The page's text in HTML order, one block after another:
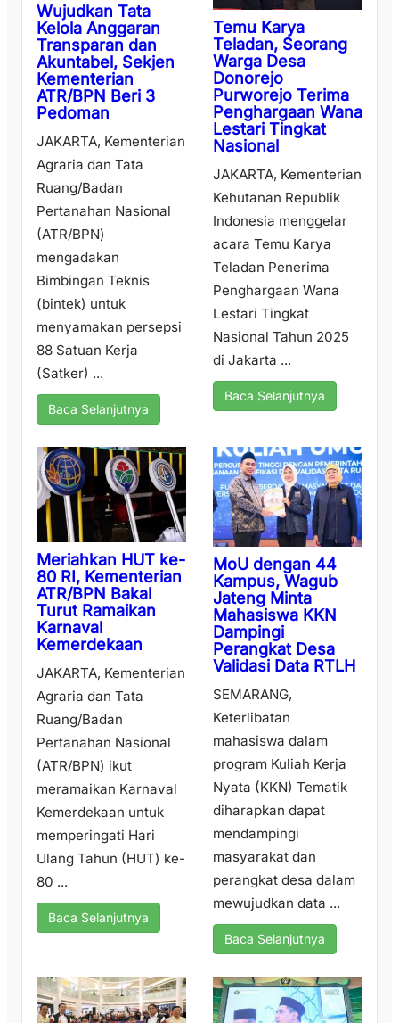
Wujudkan Tata
Kelola Anggaran
Transparan dan
Akuntabel, Sekjen
Kementerian
ATR/BPN Beri 3
Pedoman
JAKARTA, Kementerian
Agraria dan Tata
Ruang/Badan
Pertanahan Nasional
(ATR/BPN)
mengadakan
Bimbingan Teknis
(bintek) untuk
menyamakan persepsi
88 Satuan Kerja
(Satker) ...
Baca Selanjutnya
Temu Karya
Teladan, Seorang
Warga Desa
Donorejo
Purworejo Terima
Penghargaan Wana
Lestari Tingkat
Nasional
JAKARTA, Kementerian
Kehutanan Republik
Indonesia menggelar
acara Temu Karya
Teladan Penerima
Penghargaan Wana
Lestari Tingkat
Nasional Tahun 2025
di Jakarta ...
Baca Selanjutnya
Meriahkan HUT ke-
80 RI, Kementerian
ATR/BPN Bakal
Turut Ramaikan
Karnaval
Kemerdekaan
JAKARTA, Kementerian
Agraria dan Tata
Ruang/Badan
Pertanahan Nasional
(ATR/BPN) ikut
meramaikan Karnaval
Kemerdekaan untuk
memperingati Hari
Ulang Tahun (HUT) ke-
80 ...
Baca Selanjutnya
MoU dengan 44
Kampus, Wagub
Jateng Minta
Mahasiswa KKN
Dampingi
Perangkat Desa
Validasi Data RTLH
SEMARANG,
Keterlibatan
mahasiswa dalam
program Kuliah Kerja
Nyata (KKN) Tematik
diharapkan dapat
mendampingi
masyarakat dan
perangkat desa dalam
mewujudkan data ...
Baca Selanjutnya